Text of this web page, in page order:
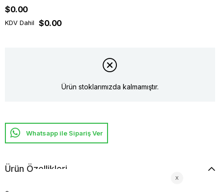
$0.00
KDV Dahil $0.00
Ürün stoklarımızda kalmamıştır.
Whatsapp ile Sipariş Ver
Ürün Özellikleri